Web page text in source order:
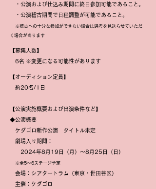
・公演および仕込み期間 に終日参加可能であること。
・公演稽古期間で日程調整が可能であること。
※稽古への十分な参加ができない場合は選考を見送らせていただ
く場合があります
【募集人数】
6名 ※変更になる可能性があります
【オーディション定員】
約20名/1日
【公演実施概要および出演条件など】
◆公演概要
ケダゴロ新作公演 タイトル未定
劇場入り期間：
2024年8月19 日（月 ）〜8月25日（日）
※全5～6ステージ予定
会場：シアター ト ラム（東京・世田谷区）
主催：ケダゴロ